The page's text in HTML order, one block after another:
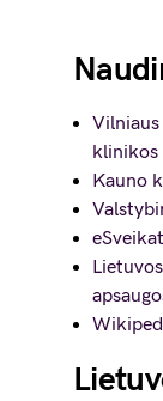
klinikos
Kauno